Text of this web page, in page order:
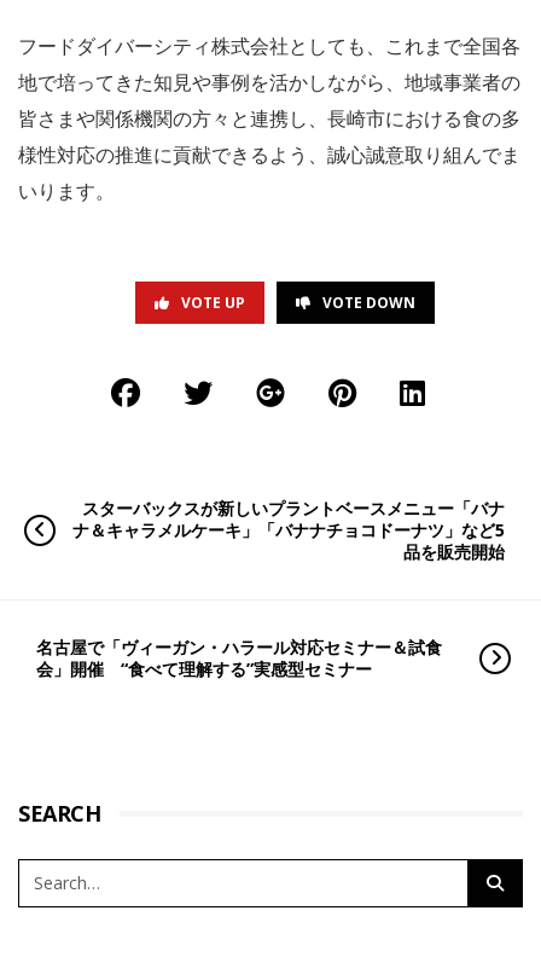
フードダイバーシティ株式会社としても、これまで全国各
地で培ってきた知見や事例を活かしながら、地域事業者の
皆さまや関係機関の方々と連携し、長崎市における食の多
様性対応の推進に貢献できるよう、誠心誠意取り組んでま
いります。
VOTE UP VOTE DOWN
スターバックスが新しいプラントベースメニュー「バナ
ナ＆キャラメルケーキ」「バナナチョコドーナツ」など5
品を販売開始
名古屋で「ヴィーガン・ハラール対応セミナー＆試食
会」開催 “食べて理解する”実感型セミナー
SEARCH